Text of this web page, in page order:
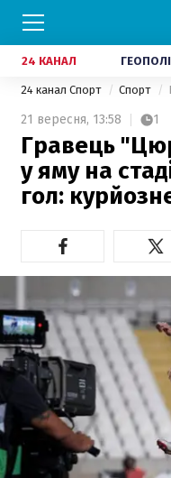
24 КАНАЛ
24 канал Спорт Спорт
21 вересня, 13:58 1
Гравець
у яму на
гол: